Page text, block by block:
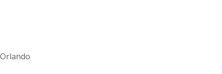
Orlando